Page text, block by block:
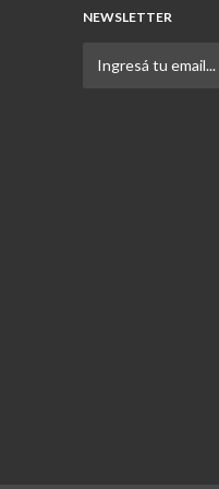
NEWSLETTER